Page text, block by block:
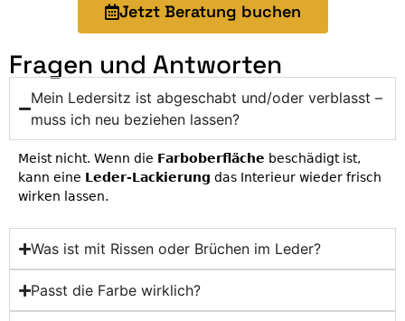
Jetzt Beratung buchen
Fragen und Antworten
Mein Ledersitz ist abgeschabt und/oder verblasst –
muss ich neu beziehen lassen?
Meist nicht. Wenn die Farboberfläche beschädigt ist,
kann eine Leder-Lackierung das Interieur wieder frisch
wirken lassen.
Was ist mit Rissen oder Brüchen im Leder?
Passt die Farbe wirklich?